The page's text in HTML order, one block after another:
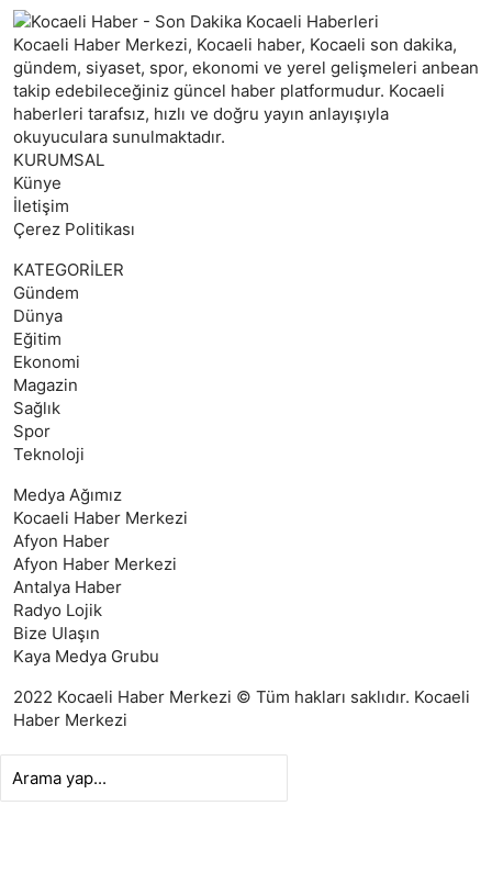
Kocaeli Haber Merkezi, Kocaeli haber, Kocaeli son dakika,
gündem, siyaset, spor, ekonomi ve yerel gelişmeleri anbean
takip edebileceğiniz güncel haber platformudur. Kocaeli
haberleri tarafsız, hızlı ve doğru yayın anlayışıyla
okuyuculara sunulmaktadır.
KURUMSAL
Künye
İletişim
Çerez Politikası
KATEGORİLER
Gündem
Dünya
Eğitim
Ekonomi
Magazin
Sağlık
Spor
Teknoloji
Medya Ağımız
Kocaeli Haber Merkezi
Afyon Haber
Afyon Haber Merkezi
Antalya Haber
Radyo Lojik
Bize Ulaşın
Kaya Medya Grubu
2022 Kocaeli Haber Merkezi © Tüm hakları saklıdır. Kocaeli
Haber Merkezi